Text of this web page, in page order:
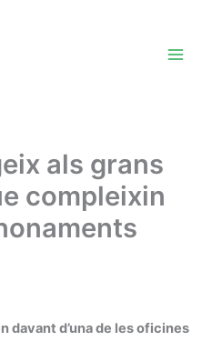
als grans
compleixin
davant d’una de les oficines